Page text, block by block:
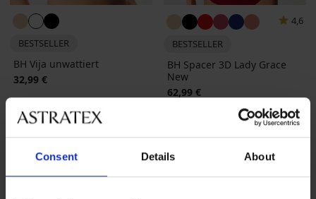
Consent Details About
BESTSELLER
BH Vija unwattiert
32,99 €
4,6
BESTSELLER
BH Spacer 3D Lady Grace
New
62,99 €